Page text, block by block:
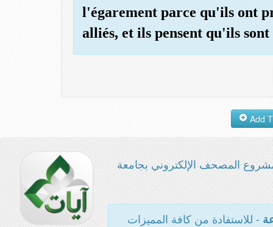
l'égarement parce qu'ils ont
alliés, et ils pensent qu'ils
المصحف الإلكتروني بجامعة
- للاستفادة من كافة المميزات